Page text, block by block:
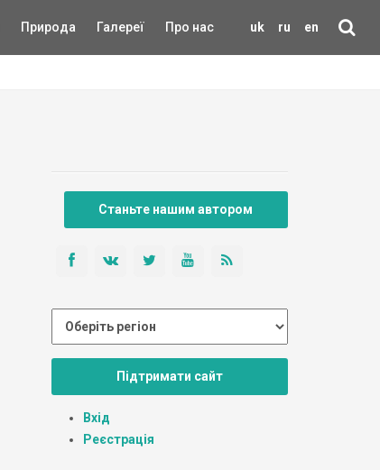
uk ru en
Природа Галереї Про нас
Станьте нашим автором
Підтримати сайт
Вхід
Реєстрація